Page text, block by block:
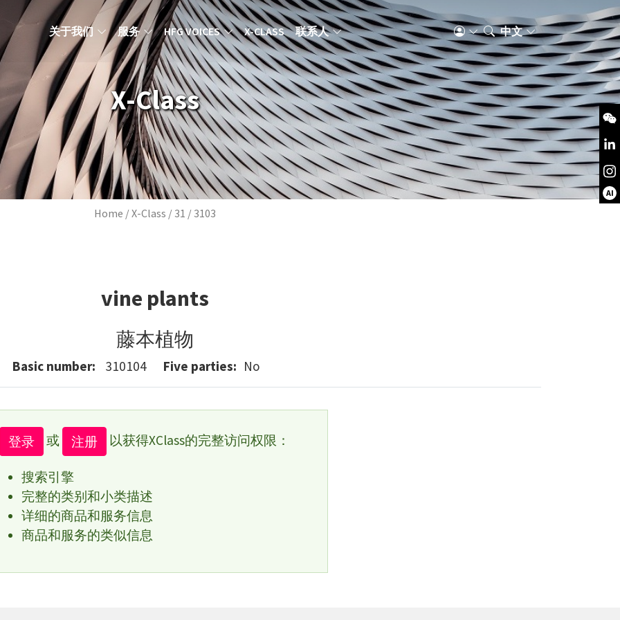
MAIN NAVIGATION ZH
关于我们 服务 HFG VOICES X-CLASS 联系人 中文
X-Class
Breadcrumb
Home X-Class 31 3103
vine plants
藤本植物
Basic number 310104 Five parties No
登录 或 注册 以获得XClass的完整访问权限：
搜索引擎
完整的类别和小类描述
详细的商品和服务信息
商品和服务的类似信息
AI